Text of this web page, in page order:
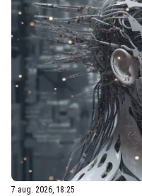
7 aug. 2026, 18:25